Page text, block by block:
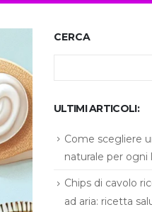
CERCA
ULTIMI ARTICOLI:
Come scegliere
naturale per ogni
Chips di cavolo
ad aria: ricetta